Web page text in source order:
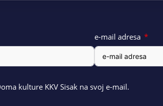
e-mail adresa
kulture KKV Sisak na svoj e-mail.